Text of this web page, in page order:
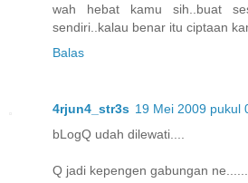
wah hebat kamu sih..buat
sendiri..kalau benar itu ciptaan
Balas
4rjun4_str3s 19 Mei 2009 pukul
bLogQ udah dilewati....
Q jadi kepengen gabungan ne........